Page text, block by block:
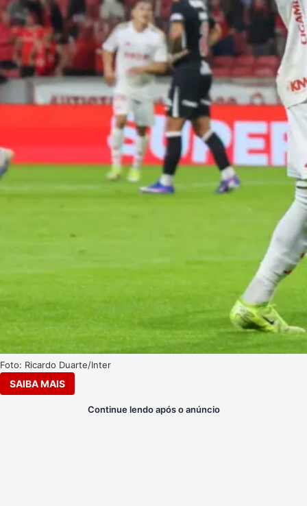
Foto: Ricardo Duarte/Inter
SAIBA MAIS
Continue lendo após o anúncio